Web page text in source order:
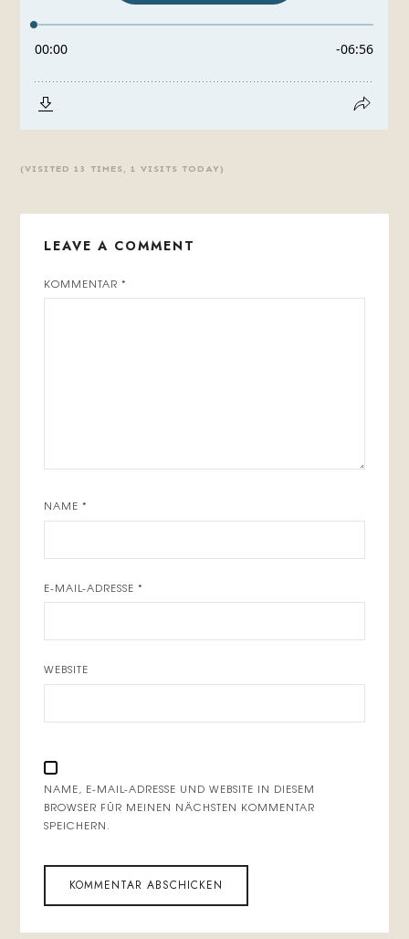
(VISITED 13 TIMES, 1 VISITS TODAY)
LEAVE A COMMENT
KOMMENTAR*
NAME*
E-MAIL-ADRESSE*
WEBSITE
NAME, E-MAIL-ADRESSE UND WEBSITE IN DIESEM
BROWSER FÜR MEINEN NÄCHSTEN KOMMENTAR
SPEICHERN.